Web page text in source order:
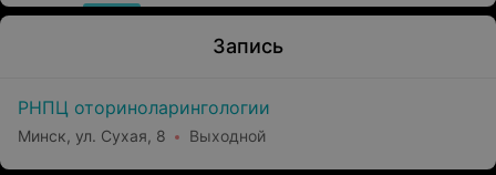
Запись
РНПЦ оториноларингологии
Минск, ул. Сухая, 8 Выходной